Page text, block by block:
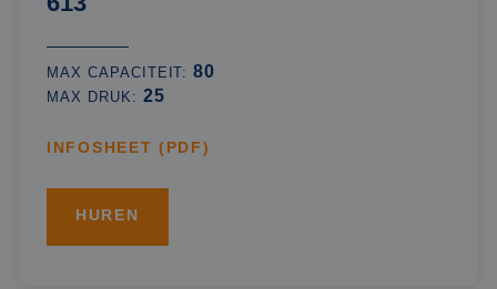
MAX CAPACITEIT:80
MAX DRUK: 25
INFOSHEET (PDF)
HUREN